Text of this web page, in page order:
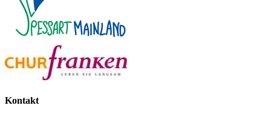
Kontakt